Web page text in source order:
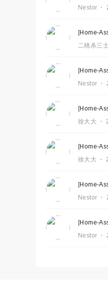
Nestor ・
[Home-
二桃杀三
[Home-
Nestor ・
[Home-
徐大大 ・
[Home-
徐大大 ・
[Home-
Nestor ・
[Home-
Nestor ・